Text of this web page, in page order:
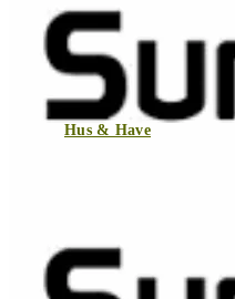
Hus & Have